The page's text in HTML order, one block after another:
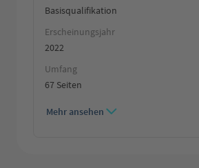
Basisqualifikation
Erscheinungsjahr
2022
Umfang
67 Seiten
Mehr ansehen